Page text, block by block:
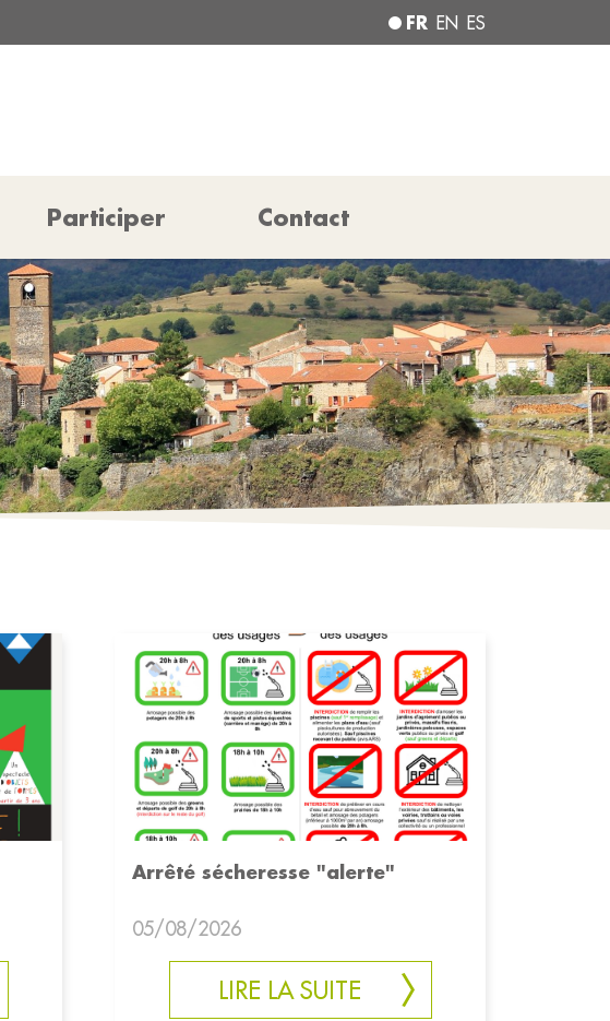
FR EN ES
Participer Contact
Arrêté sécheresse "alerte"
05/08/2026
LIRE LA SUITE